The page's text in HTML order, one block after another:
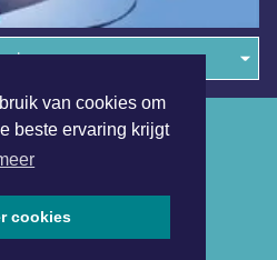
van cookies om
beste ervaring krijgt
cookies